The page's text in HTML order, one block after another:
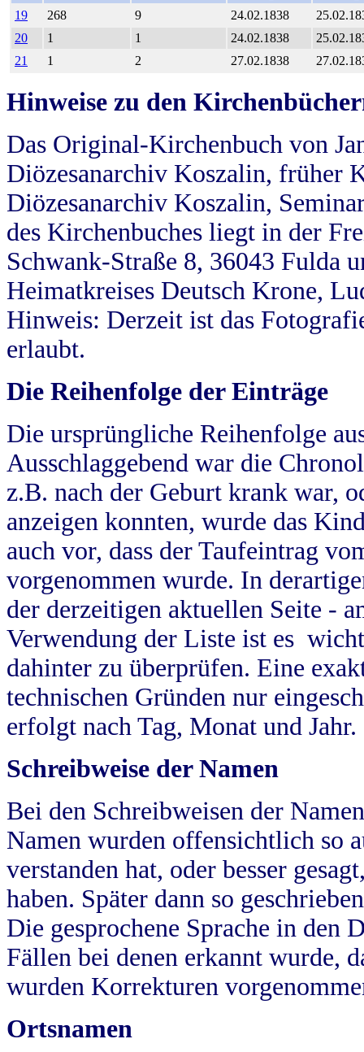
19
268 9 24.02.1838
20
1 1 24.02.1838
21
1 2 27.02.1838
Hinweise zu den
Das Original-Kirchenbuch von
Diözesanarchiv Koszalin, früher
Diözesanarchiv Koszalin,
des Kirchenbuches liegt in der
Schwank-Straße 8, 36043 Fulda
Heimatkreises Deutsch Krone,
Hinweis: Derzeit ist das
erlaubt.
Die Reihenfolge der Einträge
Die ursprüngliche Reihenfolge
Ausschlaggebend war die
z.B. nach der Geburt krank war,
anzeigen konnten, wurde das
auch vor, dass der Taufeintrag
vorgenommen wurde. In
der derzeitigen aktuellen Seite -
Verwendung der Liste ist es
dahinter zu überprüfen. Eine
technischen Gründen nur
erfolgt nach Tag, Monat und Jahr.
Schreibweise der Namen
Bei den Schreibweisen der
Namen wurden offensichtlich so
verstanden hat, oder besser
haben. Später dann so
Die gesprochene Sprache in
Fällen bei denen erkannt wurde,
wurden Korrekturen
Ortsnamen